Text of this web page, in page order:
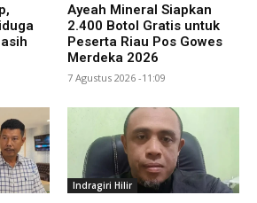
Ayeah Mineral Siapkan
2.400 Botol Gratis untuk
Peserta Riau Pos Gowes
Merdeka 2026
7 Agustus 2026 -11:09
Indragiri Hilir